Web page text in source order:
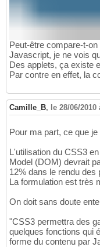
Peut-être compare-t-
Javascript, je ne vois
Des applets, ça existe
Par contre en effet, la
Camille_B, le 28/06/2010
Pour ma part, ce que
L'utilisation du CSS3
Model (DOM) devrait
12% dans le rendu des
La formulation est très
On doit sans doute
"CSS3 permettra des
quelques fonctions qui
forme du contenu par